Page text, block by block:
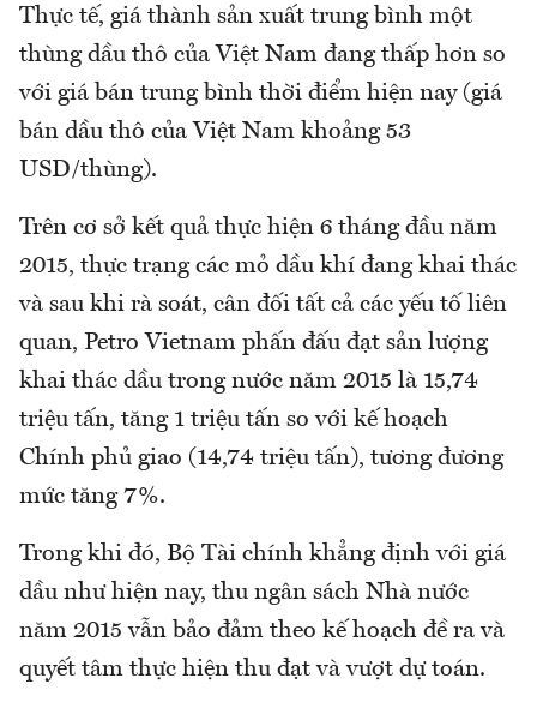
Thực tế, giá thành sản xuất trung bình một
thùng dầu thô của Việt Nam đang thấp hơn so
với giá bán trung bình thời điểm hiện nay (giá
bán dầu thô của Việt Nam khoảng 53
USD/thùng).
Trên cơ sở kết quả thực hiện 6 tháng đầu năm
2015, thực trạng các mỏ dầu khí đang khai thác
và sau khi rà soát, cân đối tất cả các yếu tố liên
quan, Petro Vietnam phấn đấu đạt sản lượng
khai thác dầu trong nước năm 2015 là 15,74
triệu tấn, tăng 1 triệu tấn so với kế hoạch
Chính phủ giao (14,74 triệu tấn), tương đương
mức tăng 7%.
Trong khi đó, Bộ Tài chính khẳng định với giá
dầu như hiện nay, thu ngân sách Nhà nước
năm 2015 vẫn bảo đảm theo kế hoạch đề ra và
quyết tâm thực hiện thu đạt và vượt dự toán.